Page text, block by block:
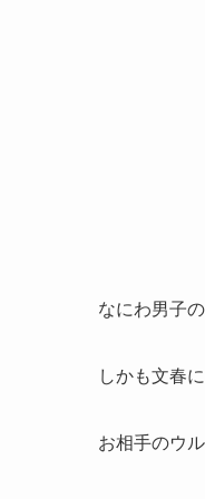
なにわ男子
しかも文春
お相手のウ